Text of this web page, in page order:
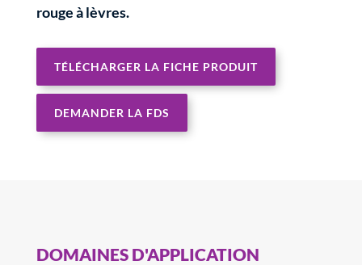
rouge à lèvres.
TÉLÉCHARGER LA FICHE PRODUIT
DEMANDER LA FDS
DOMAINES D'APPLICATION